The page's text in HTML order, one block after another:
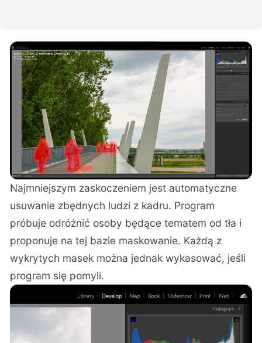
Najmniejszym zaskoczeniem jest automatyczne
usuwanie zbędnych ludzi z kadru. Program
próbuje odróżnić osoby będące tematem od tła i
proponuje na tej bazie maskowanie. Każdą z
wykrytych masek można jednak wykasować, jeśli
program się pomyli.